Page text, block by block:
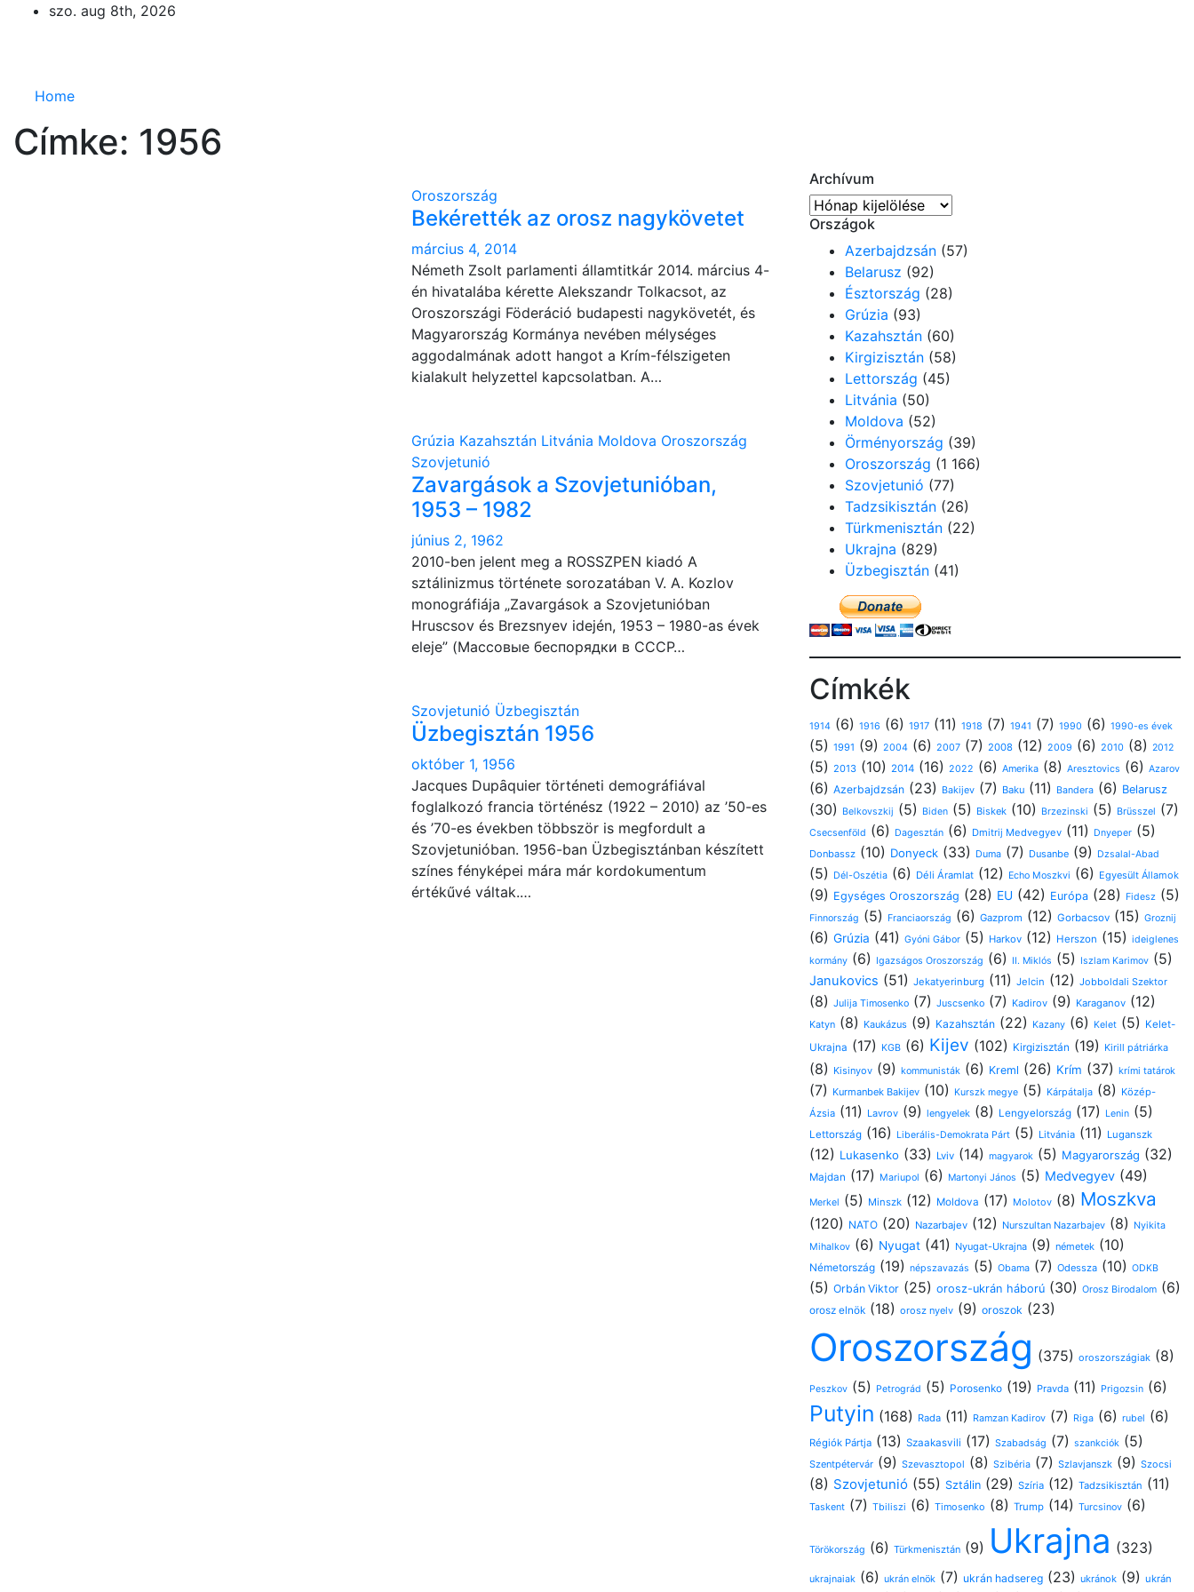
szo. aug 8th, 2026
Home
Címke: 1956
Oroszország
Bekérették az orosz nagykövetet
március 4, 2014
Németh Zsolt parlamenti államtitkár 2014. március 4-
én hivatalába kérette Alekszandr Tolkacsot, az
Oroszországi Föderáció budapesti nagykövetét, és
Magyarország Kormánya nevében mélységes
aggodalmának adott hangot a Krím-félszigeten
kialakult helyzettel kapcsolatban. A…
Grúzia Kazahsztán Litvánia Moldova Oroszország
Szovjetunió
Zavargások a Szovjetunióban,
1953 – 1982
június 2, 1962
2010-ben jelent meg a ROSSZPEN kiadó A
sztálinizmus története sorozatában V. A. Kozlov
monográfiája „Zavargások a Szovjetunióban
Hruscsov és Brezsnyev idején, 1953 – 1980-as évek
eleje” (Массовые беспорядки в СССР…
Szovjetunió Üzbegisztán
Üzbegisztán 1956
október 1, 1956
Jacques Dupȃquier történeti demográfiával
foglalkozó francia történész (1922 – 2010) az ’50-es
és ’70-es években többször is megfordult a
Szovjetunióban. 1956-ban Üzbegisztánban készített
színes fényképei mára már kordokumentum
értékűvé váltak.…
Archívum
Archívum
Országok
Azerbajdzsán (57)
Belarusz (92)
Észtország (28)
Grúzia (93)
Kazahsztán (60)
Kirgizisztán (58)
Lettország (45)
Litvánia (50)
Moldova (52)
Örményország (39)
Oroszország (1 166)
Szovjetunió (77)
Tadzsikisztán (26)
Türkmenisztán (22)
Ukrajna (829)
Üzbegisztán (41)
Címkék
1914 (6) 1916 (6) 1917 (11) 1918 (7) 1941 (7) 1990 (6) 1990-es évek
(5) 1991 (9) 2004 (6) 2007 (7) 2008 (12) 2009 (6) 2010 (8) 2012
(5) 2013 (10) 2014 (16) 2022 (6) Amerika (8) Aresztovics (6) Azarov
(6) Azerbajdzsán (23) Bakijev (7) Baku (11) Bandera (6) Belarusz
(30) Belkovszkij (5) Biden (5) Biskek (10) Brzezinski (5) Brüsszel (7)
Csecsenföld (6) Dagesztán (6) Dmitrij Medvegyev (11) Dnyeper (5)
Donbassz (10) Donyeck (33) Duma (7) Dusanbe (9) Dzsalal-Abad
(5) Dél-Oszétia (6) Déli Áramlat (12) Echo Moszkvi (6) Egyesült Államok
(9) Egységes Oroszország (28) EU (42) Európa (28) Fidesz (5)
Finnország (5) Franciaország (6) Gazprom (12) Gorbacsov (15) Groznij
(6) Grúzia (41) Gyóni Gábor (5) Harkov (12) Herszon (15) ideiglenes
kormány (6) Igazságos Oroszország (6) II. Miklós (5) Iszlam Karimov (5)
Janukovics (51) Jekatyerinburg (11) Jelcin (12) Jobboldali Szektor
(8) Julija Timosenko (7) Juscsenko (7) Kadirov (9) Karaganov (12)
Katyn (8) Kaukázus (9) Kazahsztán (22) Kazany (6) Kelet (5) Kelet-
Ukrajna (17) KGB (6) Kijev (102) Kirgizisztán (19) Kirill pátriárka
(8) Kisinyov (9) kommunisták (6) Kreml (26) Krím (37) krími tatárok
(7) Kurmanbek Bakijev (10) Kurszk megye (5) Kárpátalja (8) Közép-
Ázsia (11) Lavrov (9) lengyelek (8) Lengyelország (17) Lenin (5)
Lettország (16) Liberális-Demokrata Párt (5) Litvánia (11) Luganszk
(12) Lukasenko (33) Lviv (14) magyarok (5) Magyarország (32)
Majdan (17) Mariupol (6) Martonyi János (5) Medvegyev (49)
Merkel (5) Minszk (12) Moldova (17) Molotov (8) Moszkva
(120) NATO (20) Nazarbajev (12) Nurszultan Nazarbajev (8)
Nyikita
Mihalkov (6) Nyugat (41) Nyugat-Ukrajna (9) németek (10)
Németország (19) népszavazás (5) Obama (7) Odessza (10) ODKB
(5) Orbán Viktor (25) orosz-ukrán háború (30) Orosz Birodalom (6)
orosz elnök (18) orosz nyelv (9) oroszok (23)
Oroszország (375) oroszországiak (8)
Peszkov (5) Petrográd (5) Porosenko (19) Pravda (11) Prigozsin (6)
Putyin (168) Rada (11) Ramzan Kadirov (7) Riga (6) rubel (6)
Régiók Pártja (13) Szaakasvili (17) Szabadság (7) szankciók (5)
Szentpétervár (9) Szevasztopol (8) Szibéria (7) Szlavjanszk (9) Szocsi
(8) Szovjetunió (55) Sztálin (29) Szíria (12) Tadzsikisztán (11)
Taskent (7) Tbiliszi (6) Timosenko (8) Trump (14) Turcsinov (6)
Törökország (6) Türkmenisztán (9) Ukrajna (323)
ukrajnaiak (6) ukrán elnök (7) ukrán hadsereg (23) ukránok (9) ukrán